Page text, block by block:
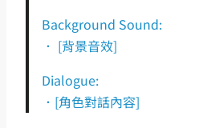
Background Sound:
． [背景音效]
Dialogue:
．[角色對話內容]